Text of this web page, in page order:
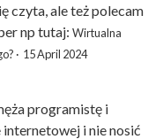
czyta, ale też polecam
np tutaj: Wirtualna
· 15 April 2024
programistę i
i nie nosić